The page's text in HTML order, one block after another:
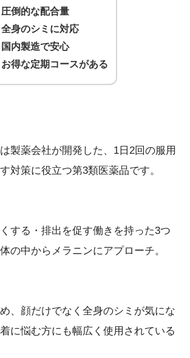
圧倒的な配合量
全身のシミに対応
国内製造で安心
お得な定期コースがある
は製薬会社が開発した、1日2回の服用
対策に役立つ第3類医薬品です。
する・排出を促す働きを持った3つ
の中からメラニンにアプローチ。
、顔だけでなく全身のシミが気にな
に悩む方にも幅広く使用されている